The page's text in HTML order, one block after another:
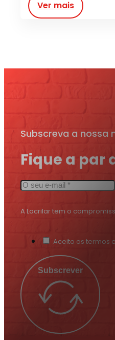
Ver mais
Subscreva a nossa
Fique a par
A Lacrilar tem o
Aceito os termos
Subscrever